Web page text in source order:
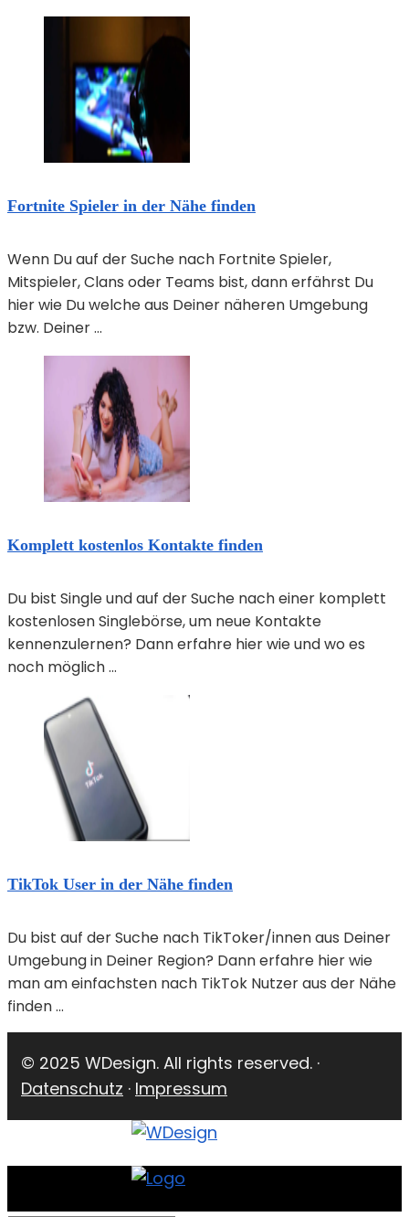
Fortnite Spieler in der Nähe finden
Wenn Du auf der Suche nach Fortnite Spieler,
Mitspieler, Clans oder Teams bist, dann erfährst Du
hier wie Du welche aus Deiner näheren Umgebung
bzw. Deiner ...
Komplett kostenlos Kontakte finden
Du bist Single und auf der Suche nach einer komplett
kostenlosen Singlebörse, um neue Kontakte
kennenzulernen? Dann erfahre hier wie und wo es
noch möglich ...
TikTok User in der Nähe finden
Du bist auf der Suche nach TikToker/innen aus Deiner
Umgebung in Deiner Region? Dann erfahre hier wie
man am einfachsten nach TikTok Nutzer aus der Nähe
finden ...
© 2025 WDesign. All rights reserved. ·
Datenschutz · Impressum